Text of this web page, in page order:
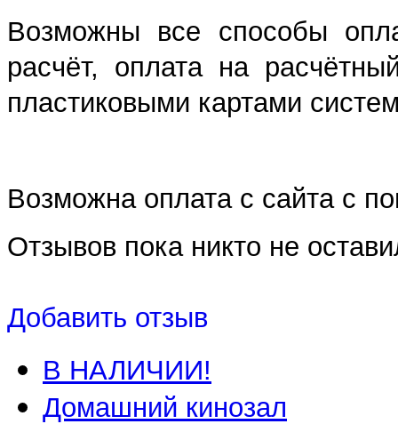
Возможны все способы
расчёт, оплата на
пластиковыми картами
Возможна оплата с сайта с
Отзывов пока никто не
Добавить отзыв
В НАЛИЧИИ!
Домашний кинозал